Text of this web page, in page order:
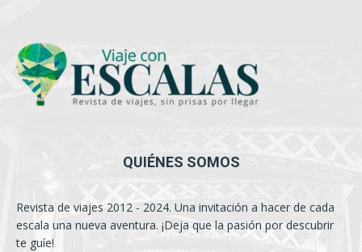
QUIÉNES SOMOS
Revista de viajes 2012 - 2024. Una invitación a hacer de cada
escala una nueva aventura. ¡Deja que la pasión por descubrir
te guíe!